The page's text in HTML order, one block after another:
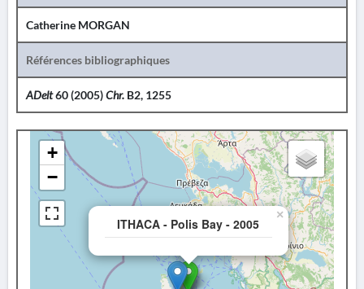
Catherine MORGAN
Références bibliographiques
ADelt60 (2005)Chr. B2, 1255
ITHACA - Polis Bay - 2005
×
+
−